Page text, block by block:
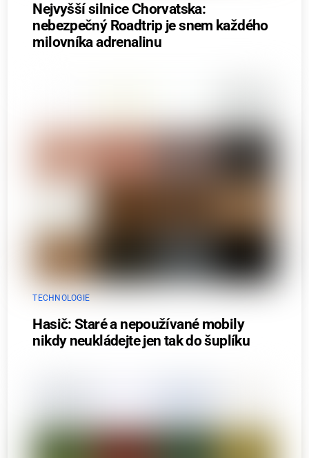
Nejvyšší silnice Chorvatska:
nebezpečný Roadtrip je snem každého
milovníka adrenalinu
TECHNOLOGIE
Hasič: Staré a nepoužívané mobily
nikdy neukládejte jen tak do šuplíku